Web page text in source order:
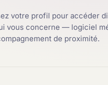
votre profil pour accéder
vous concerne — logiciel
de proximité.